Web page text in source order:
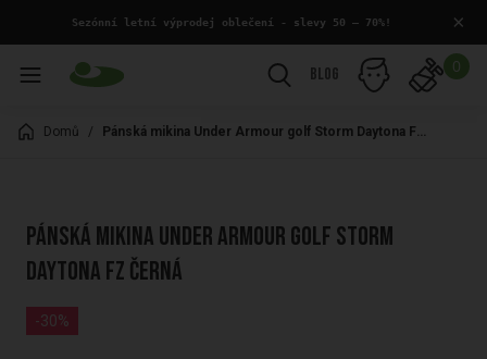
Sezónní letní výprodej oblečení - slevy 50 – 70%! ×
Blog 0
Domů /
Pánská mikina Under Armour golf Storm
Daytona FZ černá
-30%